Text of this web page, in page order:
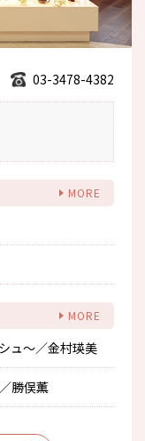
03-3478-4382
ュ～／金村瑛美
勝俣薫